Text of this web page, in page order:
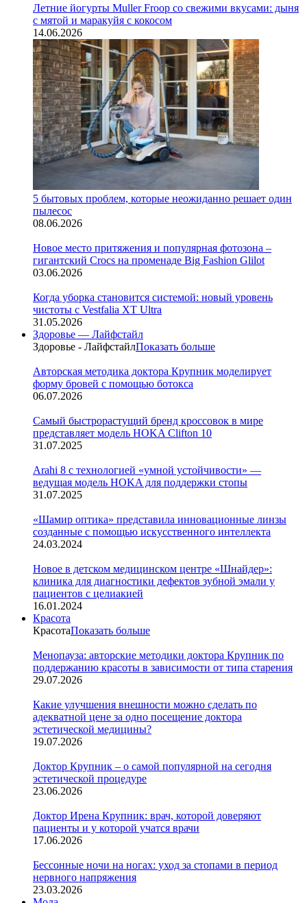
Летние йогурты Muller Froop со свежими вкусами: дыня
с мятой и маракуйя с кокосом
14.06.2026
5 бытовых проблем, которые неожиданно решает один
пылесос
08.06.2026
Новое место притяжения и популярная фотозона –
гигантский Crocs на променаде Big Fashion Glilot
03.06.2026
Когда уборка становится системой: новый уровень
чистоты с Vestfalia XT Ultra
31.05.2026
Здоровье — Лайфстайл
Здоровье - ЛайфстайлПоказать больше
Авторская методика доктора Крупник моделирует
форму бровей с помощью ботокса
06.07.2026
Cамый быстрорастущий бренд кроссовок в мире
представляет модель HOKA Clifton 10
31.07.2025
Arahi 8 c технологией «умной устойчивости» —
ведущая модель HOKA для поддержки стопы
31.07.2025
«Шамир оптика» представила инновационные линзы
созданные с помощью искусственного интеллекта
24.03.2024
Новое в детском медицинском центре «Шнайдер»:
клиника для диагностики дефектов зубной эмали у
пациентов с целиакией
16.01.2024
Красота
КрасотаПоказать больше
Менопауза: авторские методики доктора Крупник по
поддержанию красоты в зависимости от типа старения
29.07.2026
Какие улучшения внешности можно сделать по
адекватной цене за одно посещение доктора
эстетической медицины?
19.07.2026
Доктор Крупник – о самой популярной на сегодня
эстетической процедуре
23.06.2026
Доктор Ирена Крупник: врач, которой доверяют
пациенты и у которой учатся врачи
17.06.2026
Бессонные ночи на ногах: уход за стопами в период
нервного напряжения
23.03.2026